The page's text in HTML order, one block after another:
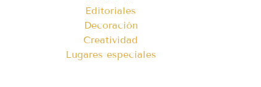
Editoriales
Decoración
Creatividad
Lugares especiales